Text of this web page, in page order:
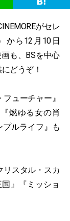
がセレ
から12月10日
も、BSを中心
どうぞ！
ューチャー』
燃ゆる女の肖
ルライフ』も
リスタル・スカ
』『ミッショ